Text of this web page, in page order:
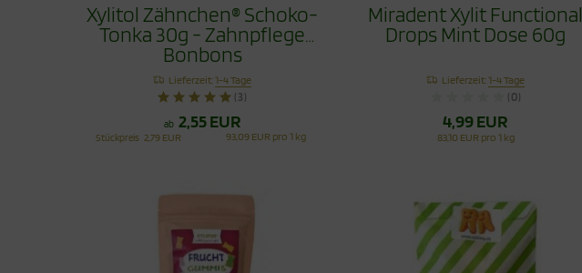
Xylitol Zähnchen® Schoko-
Tonka 30g - Zahnpflege
Bonbons
Lieferzeit:1-4 Tage
(3)
ab 2,55 EUR
Stückpreis 2,79 EUR 93,09 EUR pro 1 kg
Miradent Xylit Functional
Drops Mint Dose 60g
Lieferzeit:1-4 Tage
(0)
4,99 EUR
83,10 EUR pro 1 kg